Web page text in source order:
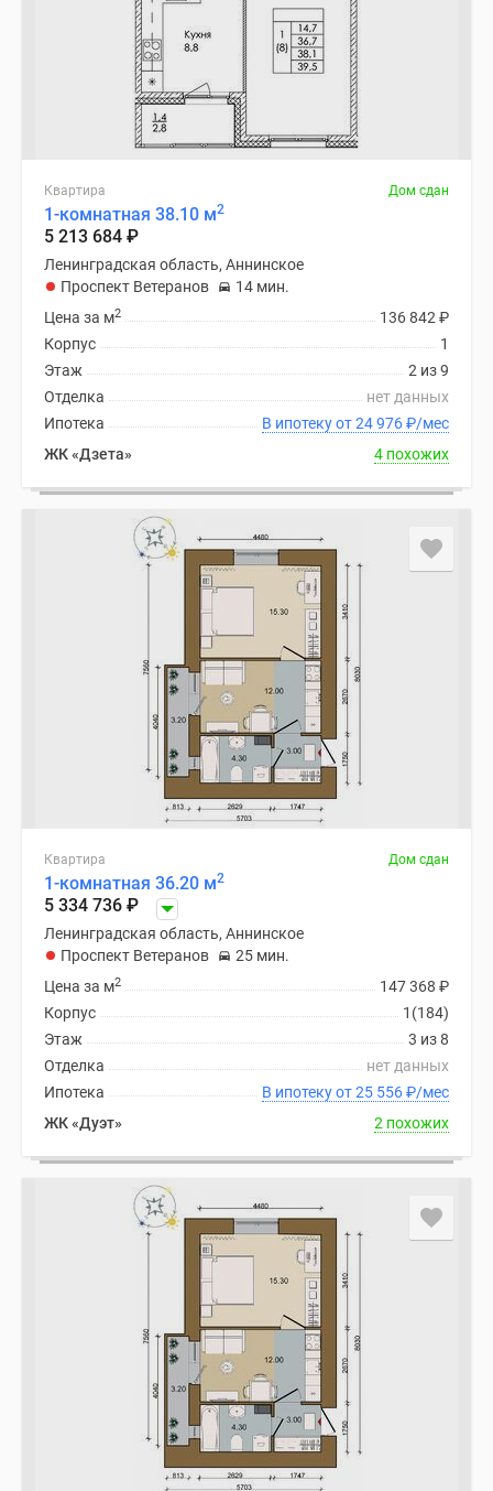
Квартира Дом сдан
1-комнатная 38.10 м2
5 213 684 ₽
Ленинградская область, Аннинское
Проспект Ветеранов
14 мин.
136 842 ₽
Цена за м2
1
Корпус
2 из 9
Этаж
нет данных
Отделка
В ипотеку от 24 976₽/мес
Ипотека
ЖК «Дзета»
4 похожих
Квартира Дом сдан
1-комнатная 36.20 м2
5 334 736 ₽
Ленинградская область, Аннинское
Проспект Ветеранов
25 мин.
147 368 ₽
Цена за м2
1(184)
Корпус
3 из 8
Этаж
нет данных
Отделка
В ипотеку от 25 556₽/мес
Ипотека
ЖК «Дуэт»
2 похожих